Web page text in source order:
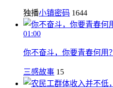
独播小镇密码 1644
01:00
你不奋斗，你要青春何用？
三感故事 15